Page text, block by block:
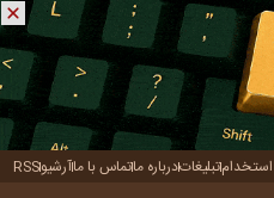
استخدامتبلیغاتدرباره ماتماس با ماآرشیوRSS